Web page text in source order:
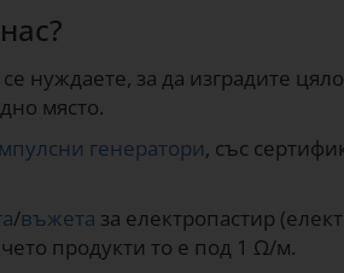
нуждаете, за да изградите
място.
генератори, със
/въжета за електропастир
продукти то е под 1 Ω/м.